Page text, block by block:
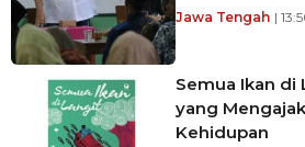
Jawa Tengah |
Semua Ikan di
yang
Kehidupan